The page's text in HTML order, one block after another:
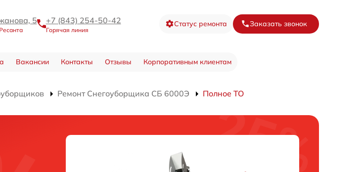
5 +7 (843) 254-50-42
Горячая линия
Статус ремонта Заказать звонок
Вакансии Контакты Отзывы Корпоративным клиентам
Ремонт Снегоуборщика СБ 6000Э Полное ТО